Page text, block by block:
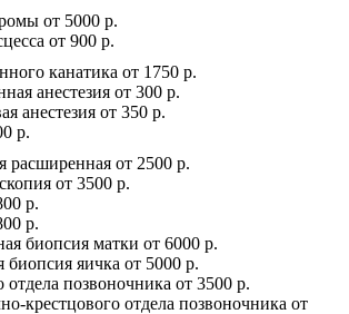
от 5000 р.
от 900 р.
канатика от 1750 р.
анестезия от 300 р.
анестезия от 350 р.
р.
расширенная от 2500 р.
от 3500 р.
р.
р.
биопсия матки от 6000 р.
яичка от 5000 р.
позвоночника от 3500 р.
крестцового отдела позвоночника от